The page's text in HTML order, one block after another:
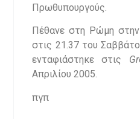
Πρωθυπουργούς.
Πέθανε στη Ρώμη
στις 21.37 του
ενταφιάστηκε στις
Απριλίου 2005.
πγπ